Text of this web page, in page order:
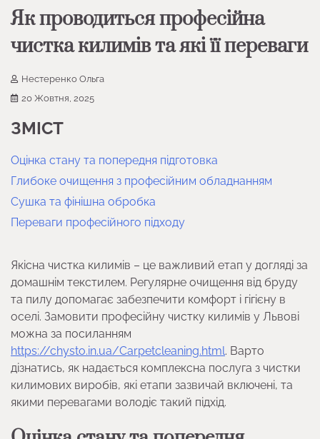
Як проводиться професійна
чистка килимів та які її переваги
Нестеренко Ольга
20 Жовтня, 2025
ЗМІСТ
Оцінка стану та попередня підготовка
Глибоке очищення з професійним обладнанням
Сушка та фінішна обробка
Переваги професійного підходу
Якісна чистка килимів – це важливий етап у догляді за
домашнім текстилем. Регулярне очищення від бруду
та пилу допомагає забезпечити комфорт і гігієну в
оселі. Замовити професійну чистку килимів у Львові
можна за посиланням
https://chysto.in.ua/Carpetcleaning.html. Варто
дізнатись, як надається комплексна послуга з чистки
килимових виробів, які етапи зазвичай включені, та
якими перевагами володіє такий підхід.